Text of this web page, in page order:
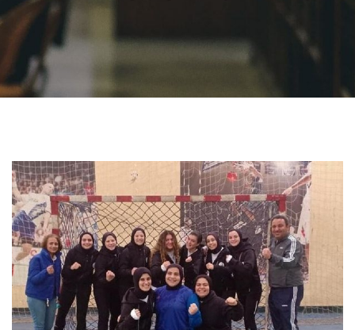
الأنظمة الذكية
الإعلام
الطلاب
هيئة التدريس
الدراسات العليا
الخريجين